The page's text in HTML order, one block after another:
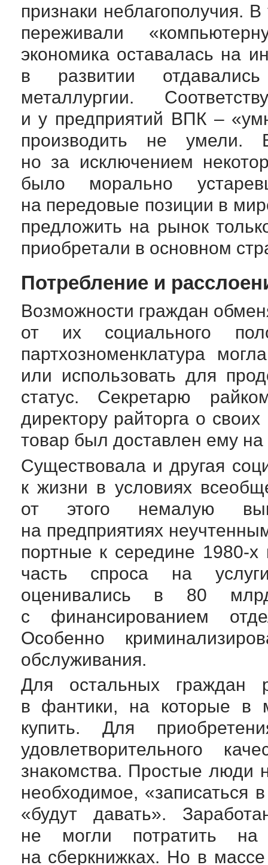
признаки неблагополучия.
переживали
экономика оставалась на
в развитии отдавались
металлургии.
и у предприятий ВПК –
производить не умели.
но за исключением
было морально
на передовые позиции в
предложить на рынок
приобретали в основном
Потребление и
Возможности граждан
от их социального
партхозноменклатура
или использовать для
статус. Секретарю
директору райторга о
товар был доставлен ему
Существовала и другая
к жизни в условиях
от этого немалую
на предприятиях
портные к середине 1980-х
часть спроса на
оценивались в 80
с финансированием
Особенно
обслуживания.
Для остальных граждан
в фантики, на которые в
купить. Для
удовлетворительного
знакомства. Простые люди
необходимое, «записаться
«будут давать».
не могли потратить
на сберкнижках. Но в